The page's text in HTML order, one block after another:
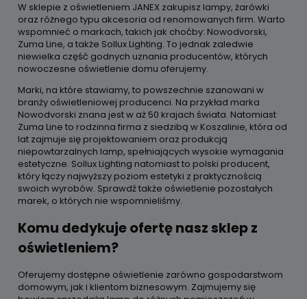
W sklepie z oświetleniem JANEX zakupisz lampy, żarówki
oraz różnego typu akcesoria od renomowanych firm. Warto
wspomnieć o markach, takich jak choćby: Nowodvorski,
Zuma Line, a także Sollux Lighting. To jednak zaledwie
niewielka część godnych uznania producentów, których
nowoczesne oświetlenie domu oferujemy.
Marki, na które stawiamy, to powszechnie szanowani w
branży oświetleniowej producenci. Na przykład marka
Nowodvorski znana jest w aż 50 krajach świata. Natomiast
Zuma Line to rodzinna firma z siedzibą w Koszalinie, która od
lat zajmuje się projektowaniem oraz produkcją
niepowtarzalnych lamp, spełniających wysokie wymagania
estetyczne. Sollux Lighting natomiast to polski producent,
który łączy najwyższy poziom estetyki z praktycznością
swoich wyrobów. Sprawdź także oświetlenie pozostałych
marek, o których nie wspomnieliśmy.
Komu dedykuje ofertę nasz sklep z
oświetleniem?
Oferujemy dostępne oświetlenie zarówno gospodarstwom
domowym, jak i klientom biznesowym. Zajmujemy się